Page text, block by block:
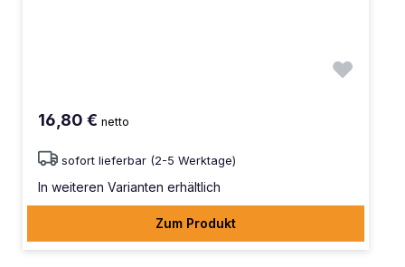
16,80 € netto
sofort lieferbar (2-5 Werktage)
In weiteren Varianten erhältlich
Zum Produkt